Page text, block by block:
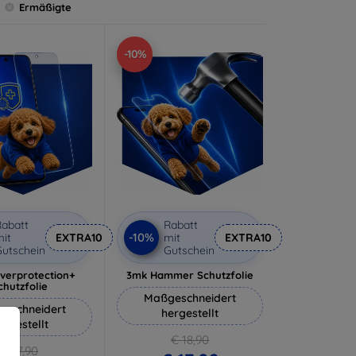
Ermäßigte
EXTRA10
€ 17,90
-10%
-10%
Rabatt
mit
Gutschein
EXTRA10
3mk Hammer Schutzfolie
Maßgeschneidert
hergestellt
€ 18,90